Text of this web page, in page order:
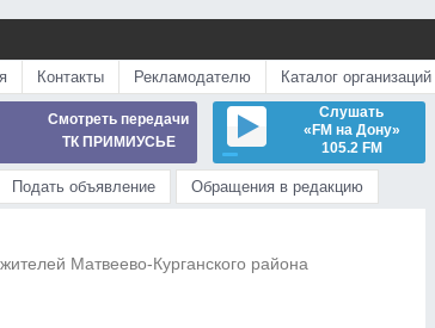
Контакты Рекламодателю Каталог организаций
Слушать
«FM на Дону»
105.2 FM
Смотреть передачи
ТК ПРИМИУСЬЕ
Подать объявление Обращения в редакцию
Матвеево-Курганского района